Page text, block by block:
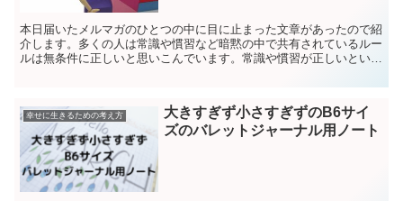
本日届いたメルマガのひとつの中に目に止まった文章があったので紹
介します。多くの人は常識や慣習など暗黙の中で共有されているルー
ルは無条件に正しいと思いこんでいます。常識や慣習が正しいという
幸せに生きるための考え方
大きすぎず小さすぎずのB6サイ
ズのバレットジャーナル用ノート